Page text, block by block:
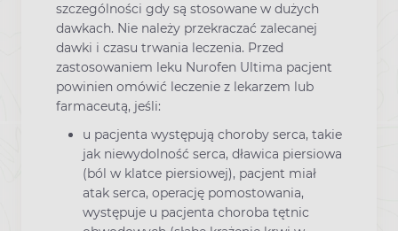
szczególności gdy są stosowane w dużych
dawkach. Nie należy przekraczać zalecanej
dawki i czasu trwania leczenia. Przed
zastosowaniem leku Nurofen Ultima pacjent
powinien omówić leczenie z lekarzem lub
farmaceutą, jeśli:
u pacjenta występują choroby serca, takie
jak niewydolność serca, dławica piersiowa
(ból w klatce piersiowej), pacjent miał
atak serca, operację pomostowania,
występuje u pacjenta choroba tętnic